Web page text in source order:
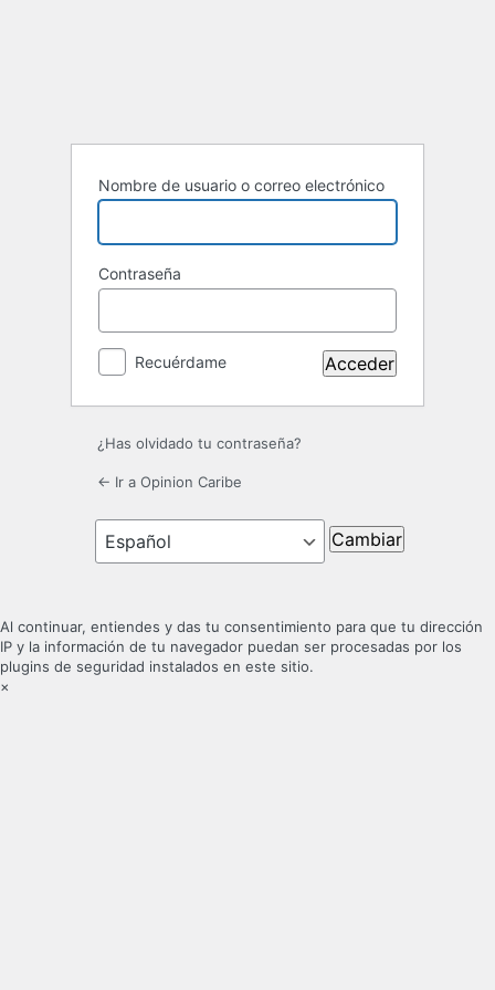
Nombre de usuario o correo electrónico
Contraseña
Recuérdame
¿Has olvidado tu contraseña?
← Ir a Opinion Caribe
Idioma
Al continuar, entiendes y das tu consentimiento para que tu dirección
IP y la información de tu navegador puedan ser procesadas por los
plugins de seguridad instalados en este sitio.
×